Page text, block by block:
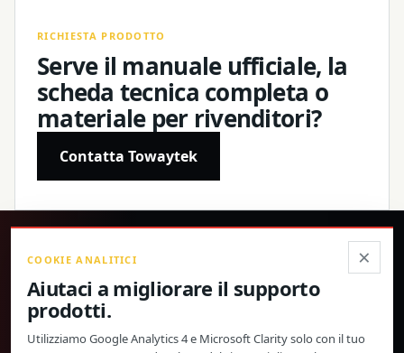
RICHIESTA PRODOTTO
Serve il manuale ufficiale, la
scheda tecnica completa o
materiale per rivenditori?
Contatta Towaytek
Prodotti di precisione, specifiche confermate e supporto
globale diretto.
© 2026 Toway Technology (Shanghai) Co., Ltd. Tutti i diritti riservati.
×
COOKIE ANALITICI
Aiutaci a migliorare il supporto
prodotti.
Utilizziamo Google Analytics 4 e Microsoft Clarity solo con il tuo